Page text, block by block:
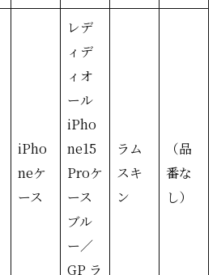
iPho
neケ
ース
レデ
ィデ
ィオ
ール
iPho
ne15
Proケ
ース
ブル
ー／
GP ラ
ラム
スキ
ン
（品
番な
し）